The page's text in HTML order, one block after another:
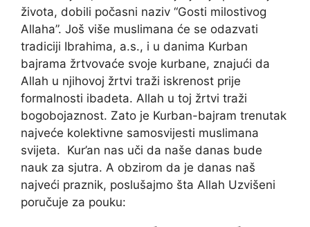
života, dobili počasni naziv “Gosti milostivog
Allaha”. Još više muslimana će se odazvati
tradiciji Ibrahima, a.s., i u danima Kurban
bajrama žrtvovaće svoje kurbane, znajući da
Allah u njihovoj žrtvi traži iskrenost prije
formalnosti ibadeta. Allah u toj žrtvi traži
bogobojaznost. Zato je Kurban-bajram trenutak
najveće kolektivne samosvijesti muslimana
svijeta. Kur’an nas uči da naše danas bude
nauk za sjutra. A obzirom da je danas naš
najveći praznik, poslušajmo šta Allah Uzvišeni
poručuje za pouku: